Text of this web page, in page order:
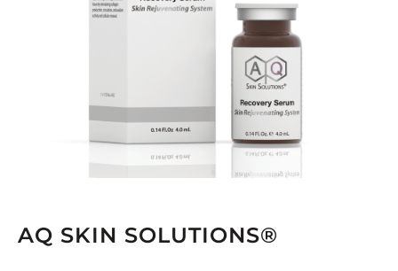
AQ SKIN SOLUTIONS®